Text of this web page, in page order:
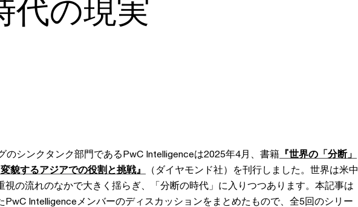
代の現実
のシンクタンク部門であるPwC Intelligenceは2025年4月、書籍 『世界の「分断」
貌するアジアでの役割と挑戦』
（ダイヤモンド社）を刊行しました。世界は米中
視の流れのなかで大きく揺らぎ、「分断の時代」に入りつつあります。本記事は
PwC Intelligenceメンバーのディスカッションをまとめたもので、全5回のシリー